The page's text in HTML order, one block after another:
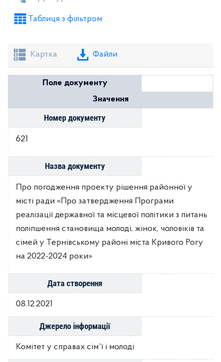
Проекти рішень районної ради
Таблиця з фільтром
Картка Файли
Поле документу
Значення
Номер документу
621
Назва документу
Про погодження проекту рішення районної у
місті ради «Про затвердження Програми
реалізації державної та місцевої політики з питань
поліпшення становища молоді, жінок, чоловіків та
сімей у Тернівському районі міста Кривого Рогу
на 2022-2024 роки»
Дата створення
08.12.2021
Джерело інформації
Комітет у справах сім`ї і молоді